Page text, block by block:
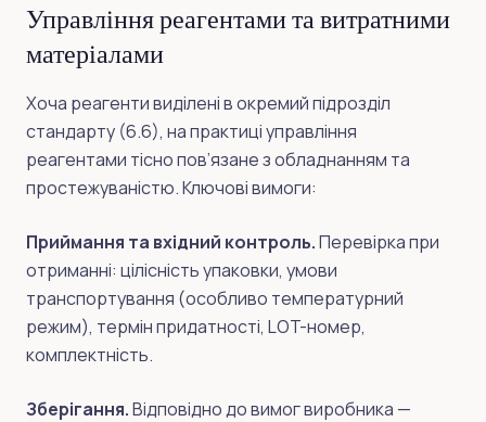
Управління реагентами та витратними
матеріалами
Хоча реагенти виділені в окремий підрозділ
стандарту (6.6), на практиці управління
реагентами тісно пов’язане з обладнанням та
простежуваністю. Ключові вимоги:
Приймання та вхідний контроль.Перевірка при
отриманні: цілісність упаковки, умови
транспортування (особливо температурний
режим), термін придатності, LOT-номер,
комплектність.
Зберігання.Відповідно до вимог виробника —